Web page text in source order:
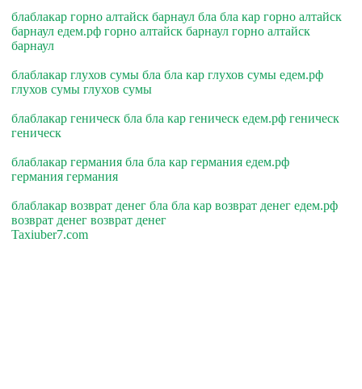
блаблакар горно алтайск барнаул бла бла кар горно алтайск
барнаул едем.рф горно алтайск барнаул горно алтайск
барнаул
блаблакар глухов сумы бла бла кар глухов сумы едем.рф
глухов сумы глухов сумы
блаблакар геническ бла бла кар геническ едем.рф геническ
геническ
блаблакар германия бла бла кар германия едем.рф
германия германия
блаблакар возврат денег бла бла кар возврат денег едем.рф
возврат денег возврат денег
Taxiuber7.com